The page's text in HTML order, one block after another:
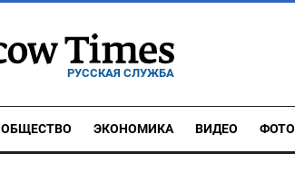
РУССКАЯ СЛУЖБА
ОБЩЕСТВО ЭКОНОМИКА ВИДЕО ФОТО